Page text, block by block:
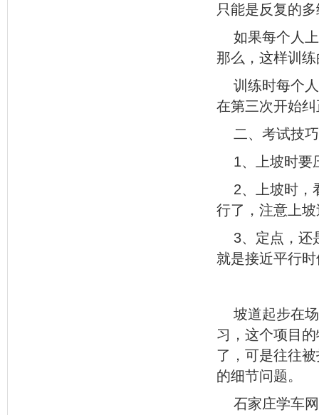
只能是反复的
如果每个人
那么，这样训
训练时每个
在第三次开始
二、考试技巧
1、上坡时要
2、上坡时，
行了，注意上
3、定点，还
就是接近平行
坡道起步在
习，这个项目
了，可是往往
的细节问题。
石家庄学车